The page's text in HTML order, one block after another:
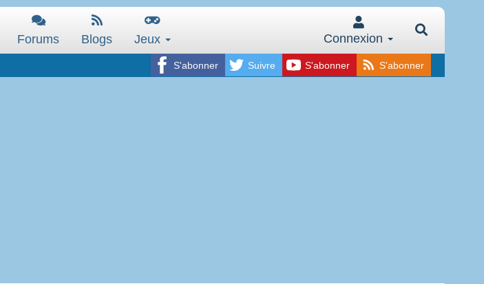
Forums Blogs Jeux Connexion
S'abonner Suivre S'abonner S'abonner